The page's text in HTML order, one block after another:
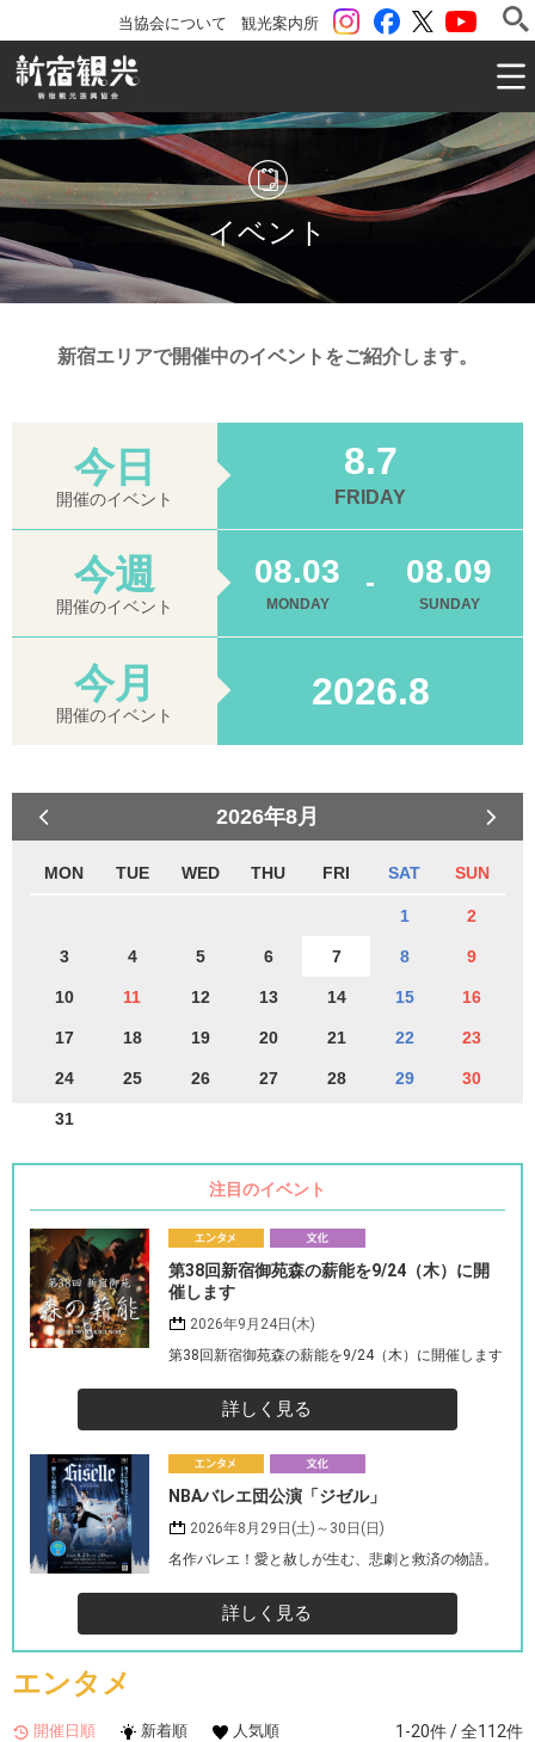
ツイッター
Facebook
instagram
観光案内所
当協会について
一般社団法人 新宿観光振興協会 Shinjuku
イベント
新宿エリアで開催中のイベントをご紹介します。
今日
開催のイベント
8.7
FRIDAY
今週
開催のイベント
08.03
MONDAY
- 08.09
SUNDAY
今月
開催のイベント
2026.8
2026年8月
MON TUE WED THU FRI SAT SUN
1 2
3 4 5 6 7 8 9
10 11 12 13 14 15 16
17 18 19 20 21 22 23
24 25 26 27 28 29 30
31
注目のイベント
ンタメ
化
第38回新宿御苑森の薪能を9/24（木）に開
催します
2026年9月24日(木)
第38回新宿御苑森の薪能を9/24（木）に開催します
詳しく見る
ンタメ
化
NBAバレエ団公演「ジゼル」
2026年8月29日(土)～30日(日)
名作バレエ！愛と赦しが生む、悲劇と救済の物語。
詳しく見る
エンタメ
開催日順 新着順 人気順 1-20件 / 全112件